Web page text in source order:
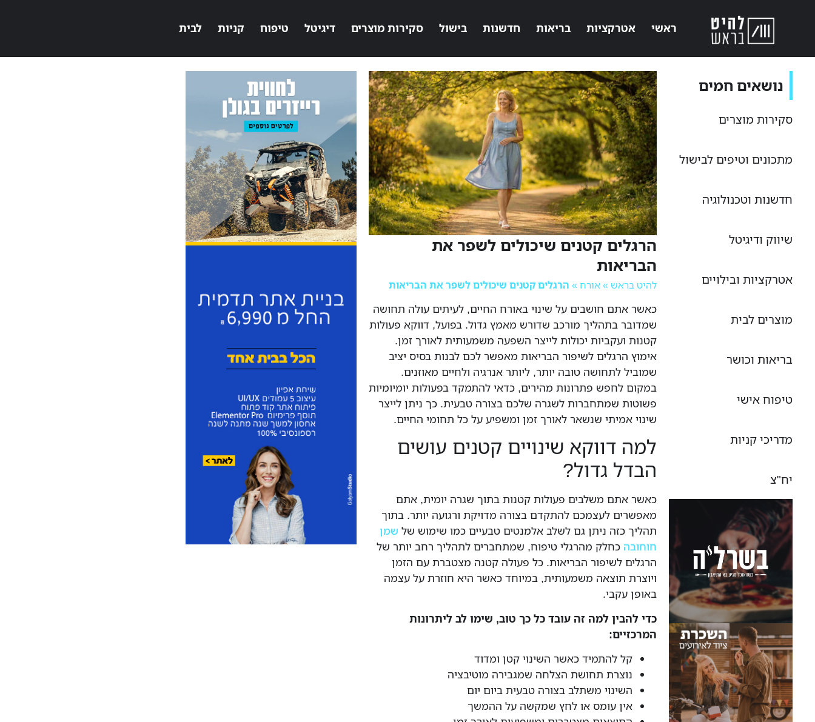
ראשי אטרקציות בריאות חדשנות בישול סקירות מוצרים דיגיטל טיפוח קניות לבית
נושאים חמים
סקירות מוצרים
מתכונים וטיפים לבישול
חדשנות וטכנולוגיה
שיווק ודיגיטל
אטרקציות ובילויים
מוצרים לבית
בריאות וכושר
טיפוח אישי
מדריכי קניות
יח"צ
הרגלים קטנים שיכולים לשפר את
הבריאות
להיט בראש »אורח » הרגלים קטנים שיכולים לשפר את הבריאות
כאשר אתם חושבים על שינוי באורח החיים, לעיתים עולה תחושה
שמדובר בתהליך מורכב שדורש מאמץ גדול. בפועל, דווקא פעולות
קטנות ועקביות יכולות לייצר השפעה משמעותית לאורך זמן.
אימוץ הרגלים לשיפור הבריאות מאפשר לכם לבנות בסיס יציב
שמוביל לתחושה טובה יותר, ליותר אנרגיה ולחיים מאוזנים.
במקום לחפש פתרונות מהירים, כדאי להתמקד בפעולות יומיומיות
פשוטות שמתחברות לשגרה שלכם בצורה טבעית. כך ניתן לייצר
שינוי אמיתי שנשאר לאורך זמן ומשפיע על כל תחומי החיים.
למה דווקא שינויים קטנים עושים
הבדל גדול?
כאשר אתם משלבים פעולות קטנות בתוך שגרה יומית, אתם
מאפשרים לעצמכם להתקדם בצורה מדויקת ורגועה יותר. בתוך
תהליך כזה ניתן גם לשלב אלמנטים טבעיים כמו שימוש של שמן
חוחובה כחלק מהרגלי טיפוח, שמתחברים לתהליך רחב יותר של
הרגלים לשיפור הבריאות. כל פעולה קטנה מצטברת עם הזמן
ויוצרת תוצאה משמעותית, במיוחד כאשר היא חוזרת על עצמה
באופן עקבי.
כדי להבין למה זה עובד כל כך טוב, שימו לב ליתרונות
המרכזיים:
קל להתמיד כאשר השינוי קטן ומדוד
נוצרת תחושת הצלחה שמגבירה מוטיבציה
השינוי משתלב בצורה טבעית ביום יום
אין עומס או לחץ שמקשה על ההמשך